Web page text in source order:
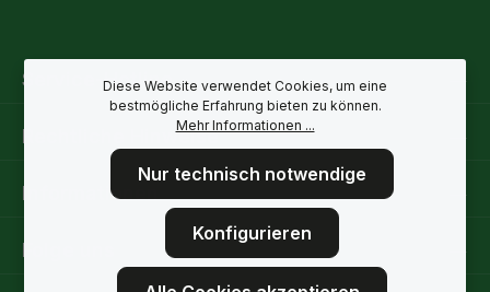
Service-Hotline
Rechtliche Hinweise
Informationen
Folge uns
Diese Website verwendet Cookies, um eine
bestmögliche Erfahrung bieten zu können.
Mehr Informationen ...
Nur technisch notwendige
Konfigurieren